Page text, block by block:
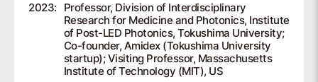
2023:
Professor, Division of Interdisciplinary
Research for Medicine and Photonics, Institute
of Post-LED Photonics, Tokushima University;
Co-founder, Amidex (Tokushima University
startup); Visiting Professor, Massachusetts
Institute of Technology (MIT), US